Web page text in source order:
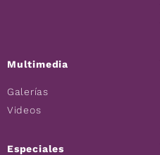
Multimedia
Galerías
Videos
Especiales